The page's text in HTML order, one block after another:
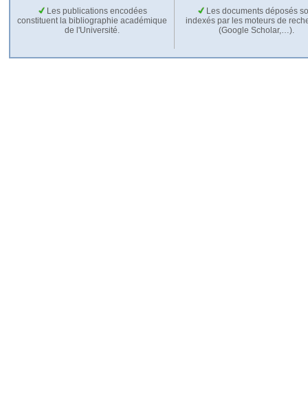
Les publications encodées
constituent la bibliographie académique
de l'Université.
Les documents déposés
indexés par les moteurs de
(Google Scholar,…).